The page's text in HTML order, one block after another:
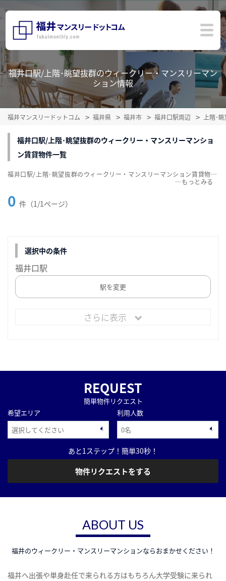
福井口駅/上階･眺望抜群のウィークリー・マンスリーマン
ション情報
福井マンスリードットコム 福井県 福井市 福井口駅周辺 上階･
福井口駅/上階･眺望抜群のウィークリー・マンスリーマンショ
ン賃貸物件一覧
0 件（1/1ページ）
福井口駅/上階･眺望抜群のウィークリー・マンスリーマンション賃貸物件一覧を掲載中。敷金・礼金無料、家具・家電付をご紹介。こだわり条件での絞込みも簡単！
…
選択中の条件
福井口駅
駅を変更
さらに表示
REQUEST
簡単物件リクエスト
希望エリア
利用人数
あと1ステップ！簡単30秒！
物件リクエストをする
ABOUT US
福井のウィークリー・マンスリーマンションならおまかせください！
福井へ出張や単身赴任で来られる方はもちろん大学受験に来られ